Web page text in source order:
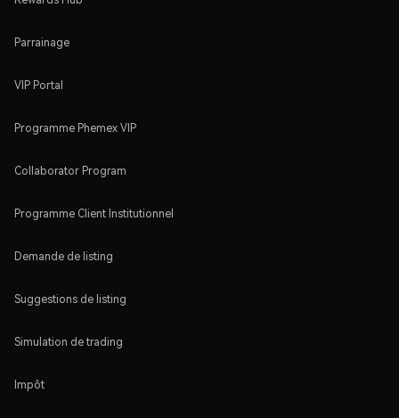
Parrainage
VIP Portal
Programme Phemex VIP
Collaborator Program
Programme Client Institutionnel
Demande de listing
Suggestions de listing
Simulation de trading
Impôt